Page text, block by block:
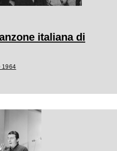
italiana di
1964